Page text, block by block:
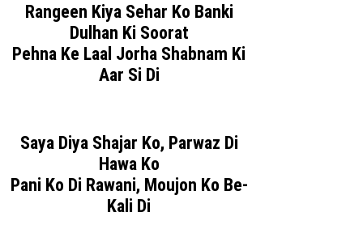
Rangeen Kiya Sehar Ko Banki
Dulhan Ki Soorat
Pehna Ke Laal Jorha Shabnam Ki
Aar Si Di
Saya Diya Shajar Ko, Parwaz Di
Hawa Ko
Pani Ko Di Rawani, Moujon Ko Be-
Kali Di